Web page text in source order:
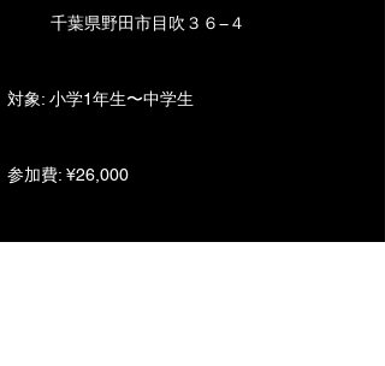
千葉県野田市目吹３６−４
対象: 小学1年生〜中学生
参加費: ¥26,000